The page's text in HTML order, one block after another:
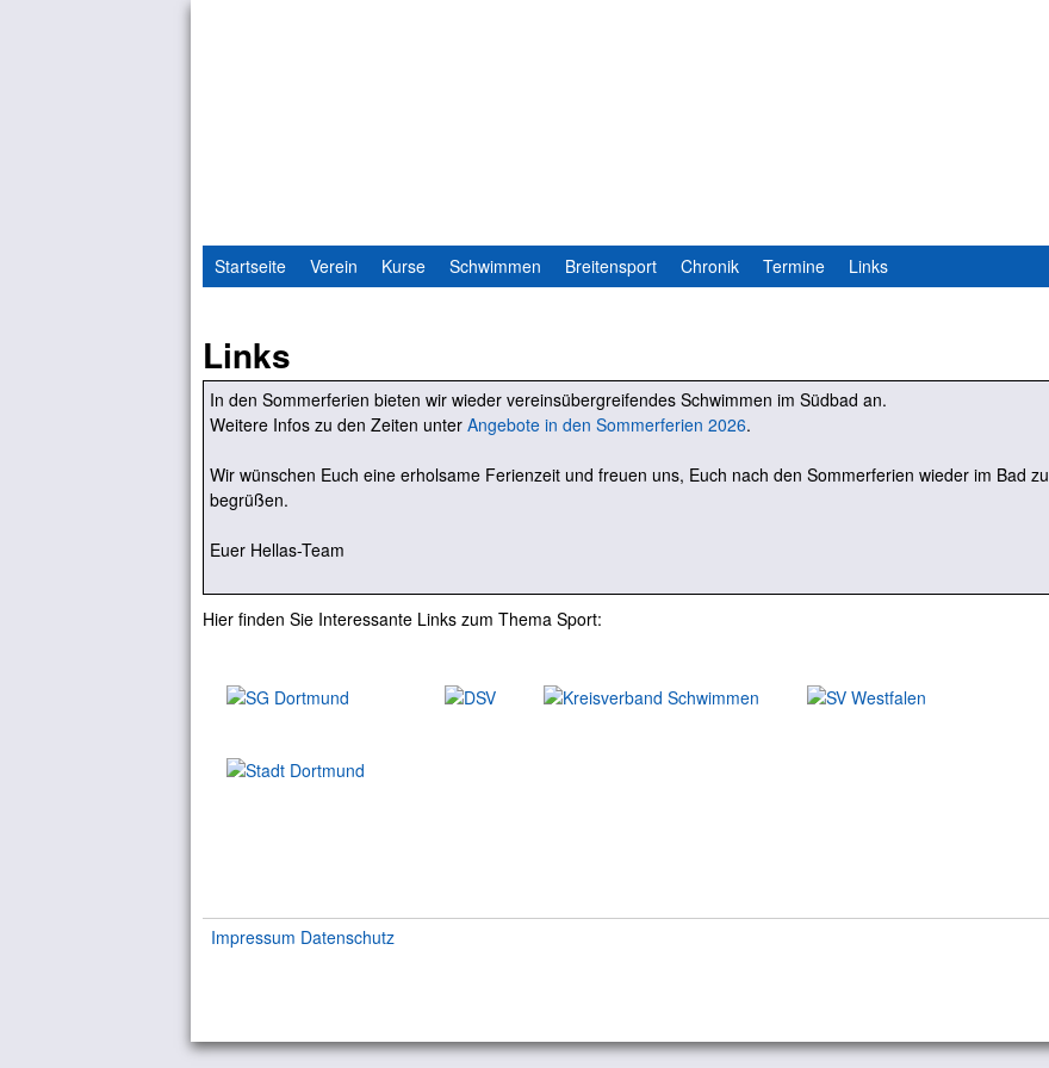
Startseite Verein Kurse Schwimmen Breitensport Chronik Termine Links
Links
In den Sommerferien bieten wir wieder vereinsübergreifendes Schwimmen im Südbad an.
Weitere Infos zu den Zeiten unter Angebote in den Sommerferien 2026.
Wir wünschen Euch eine erholsame Ferienzeit und freuen uns, Euch nach den Sommerferien wieder im Bad zu
begrüßen.
Euer Hellas-Team
Hier finden Sie Interessante Links zum Thema Sport:
Impressum Datenschutz